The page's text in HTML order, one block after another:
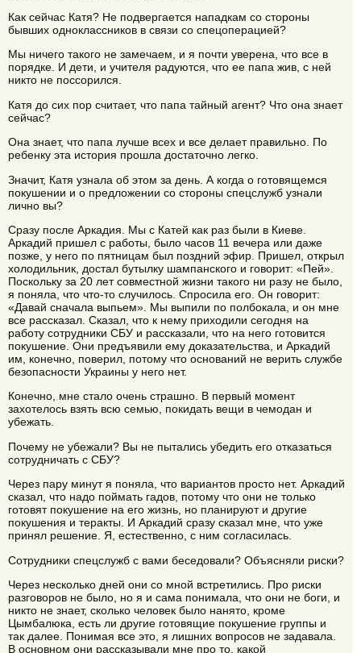
Как сейчас Катя? Не подвергается нападкам со стороны
бывших одноклассников в связи со спецоперацией?
Мы ничего такого не замечаем, и я почти уверена, что все в
порядке. И дети, и учителя радуются, что ее папа жив, с ней
никто не поссорился.
Катя до сих пор считает, что папа тайный агент? Что она знает
сейчас?
Она знает, что папа лучше всех и все делает правильно. По
ребенку эта история прошла достаточно легко.
Значит, Катя узнала об этом за день. А когда о готовящемся
покушении и о предложении со стороны спецслужб узнали
лично вы?
Сразу после Аркадия. Мы с Катей как раз были в Киеве.
Аркадий пришел с работы, было часов 11 вечера или даже
позже, у него по пятницам был поздний эфир. Пришел, открыл
холодильник, достал бутылку шампанского и говорит: «Пей».
Поскольку за 20 лет совместной жизни такого ни разу не было,
я поняла, что что-то случилось. Спросила его. Он говорит:
«Давай сначала выпьем». Мы выпили по полбокала, и он мне
все рассказал. Сказал, что к нему приходили сегодня на
работу сотрудники СБУ и рассказали, что на него готовится
покушение. Они предъявили ему доказательства, и Аркадий
им, конечно, поверил, потому что оснований не верить службе
безопасности Украины у него нет.
Конечно, мне стало очень страшно. В первый момент
захотелось взять всю семью, покидать вещи в чемодан и
убежать.
Почему не убежали? Вы не пытались убедить его отказаться
сотрудничать с СБУ?
Через пару минут я поняла, что вариантов просто нет. Аркадий
сказал, что надо поймать гадов, потому что они не только
готовят покушение на его жизнь, но планируют и другие
покушения и теракты. И Аркадий сразу сказал мне, что уже
принял решение. Я, естественно, с ним согласилась.
Сотрудники спецслужб с вами беседовали? Объясняли риски?
Через несколько дней они со мной встретились. Про риски
разговоров не было, но я и сама понимала, что они не боги, и
никто не знает, сколько человек было нанято, кроме
Цымбалюка, есть ли другие готовящие покушение группы и
так далее. Понимая все это, я лишних вопросов не задавала.
В основном они рассказывали мне про то, какой